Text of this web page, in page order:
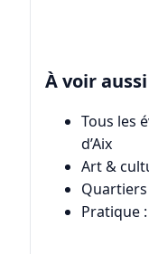
À voir aussi
Tous les
d’Aix
Art &
Quartiers
Pratique